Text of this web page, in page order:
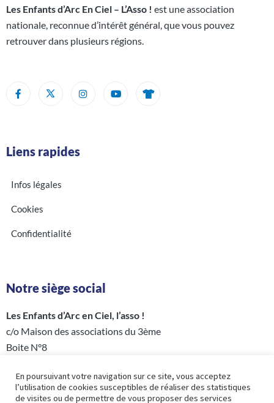
Les Enfants d’Arc En Ciel – L’Asso ! est une association
nationale, reconnue d’intérêt général, que vous pouvez
retrouver dans plusieurs régions.
Liens rapides
Infos légales
Cookies
Confidentialité
Notre siège social
Les Enfants d’Arc en Ciel, l’asso !
c/o Maison des associations du 3ème
Boite N°8
En poursuivant votre navigation sur ce site, vous acceptez
l’utilisation de cookies susceptibles de réaliser des statistiques
de visites ou de permettre de vous proposer des services